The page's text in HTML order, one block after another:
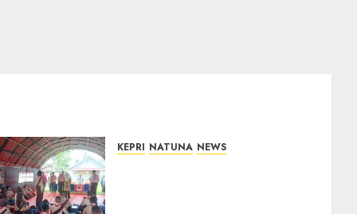
KEPRI NATUNA NEWS